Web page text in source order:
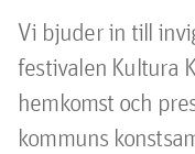
Vi bjuder in till
festivalen Kultura
hemkomst och
kommuns